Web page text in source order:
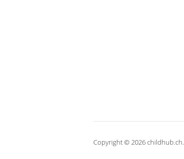
Copyright © 2026 childhub.ch.